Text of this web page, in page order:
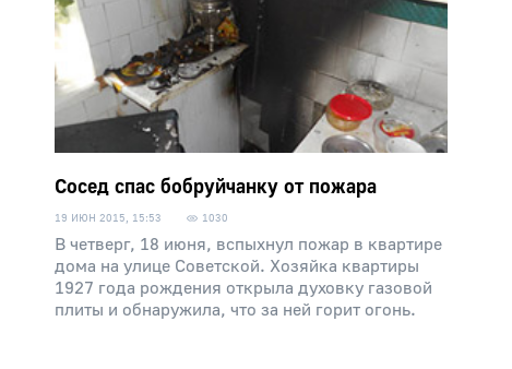
Сосед спас бобруйчанку от пожара
19 ИЮН 2015, 15:53 1030
В четверг, 18 июня, вспыхнул пожар в квартире
дома на улице Советской. Хозяйка квартиры
1927 года рождения открыла духовку газовой
плиты и обнаружила, что за ней горит огонь.